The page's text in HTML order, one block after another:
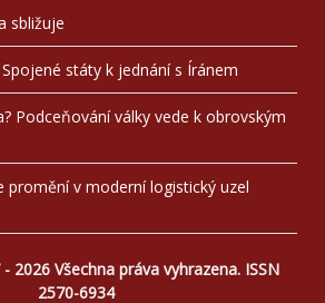
sbližuje
státy k jednání s Íránem
Podceňování války vede k obrovským
promění v moderní logistický uzel
2026 Všechna práva vyhrazena. ISSN
2570-6934